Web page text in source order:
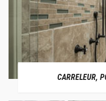
CARRELEUR,